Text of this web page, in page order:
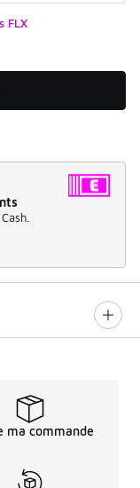
FLX
ma commande